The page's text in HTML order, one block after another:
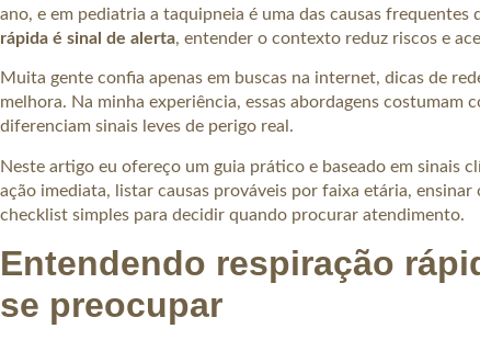
ano, e em pediatria a taquipneia é uma das causas frequentes
rápida é sinal de alerta, entender o contexto reduz riscos e
Muita gente confia apenas em buscas na internet, dicas de
melhora. Na minha experiência, essas abordagens costumam
diferenciam sinais leves de perigo real.
Neste artigo eu ofereço um guia prático e baseado em sinais
ação imediata, listar causas prováveis por faixa etária, ensinar
checklist simples para decidir quando procurar atendimento.
Entendendo respiração
se preocupar